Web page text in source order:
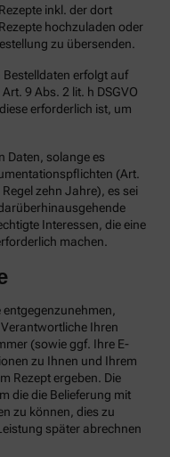
inkl. der dort
hochzuladen oder
zu übersenden.
erfolgt auf
9 Abs. 2 lit. h DSGVO
erforderlich ist, um
Daten, solange es
(Art.
zehn Jahre), es sei
Interessen, die eine
machen.
Ihren
(sowie ggf. Ihre E-
zu Ihnen und Ihrem
Rezept ergeben. Die
die die Belieferung mit
zu können, dies zu
später abrechnen